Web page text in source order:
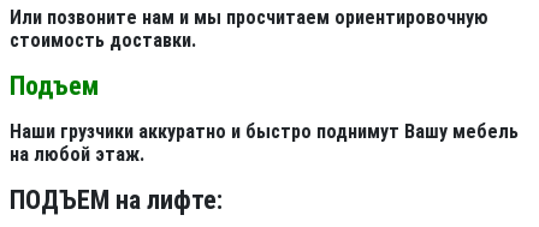
Или позвоните нам и мы просчитаем ориентировочную
стоимость доставки.
Подъем
Наши грузчики аккуратно и быстро поднимут Вашу мебель
на любой этаж.
ПОДЪЕМ на лифте: